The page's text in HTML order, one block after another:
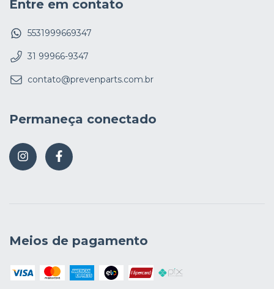
Entre em contato
5531999669347
31 99966-9347
contato@prevenparts.com.br
Permaneça conectado
Meios de pagamento